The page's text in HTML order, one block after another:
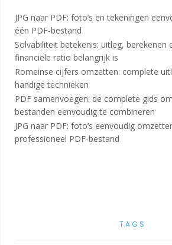
JPG naar PDF: foto’s en tekeningen
één PDF-bestand
Solvabiliteit betekenis: uitleg, berekenen
financiële ratio belangrijk is
Romeinse cijfers omzetten: complete
handige technieken
PDF samenvoegen: de complete gids
bestanden eenvoudig te combineren
JPG naar PDF: foto’s eenvoudig
professioneel PDF-bestand
TAGS